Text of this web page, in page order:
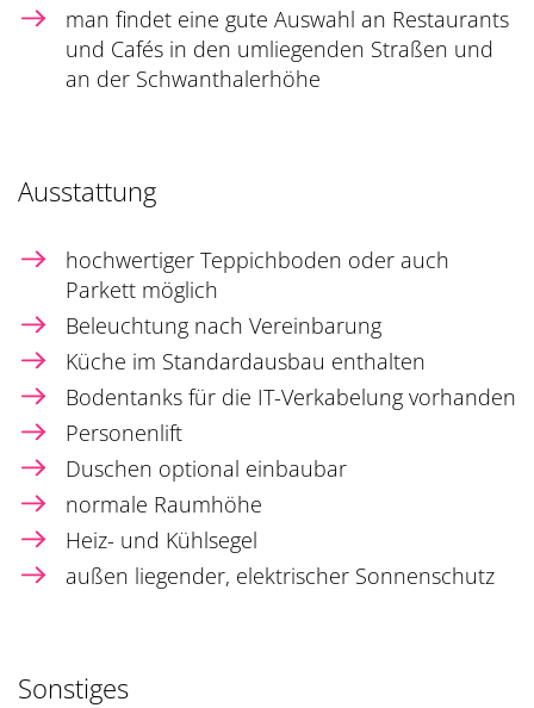
man findet eine gute Auswahl an Restaurants
und Cafés in den umliegenden Straßen und
an der Schwanthalerhöhe
Ausstattung
hochwertiger Teppichboden oder auch
Parkett möglich
Beleuchtung nach Vereinbarung
Küche im Standardausbau enthalten
Bodentanks für die IT-Verkabelung vorhanden
Personenlift
Duschen optional einbaubar
normale Raumhöhe
Heiz- und Kühlsegel
außen liegender, elektrischer Sonnenschutz
Sonstiges